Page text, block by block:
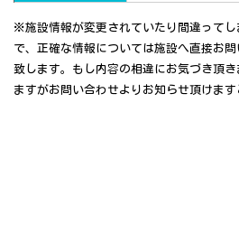
※施設情報が変更されていたり間違って
で、正確な情報については施設へ直接お
致します。もし内容の相違にお気づき頂
ますがお問い合わせよりお知らせ頂けます